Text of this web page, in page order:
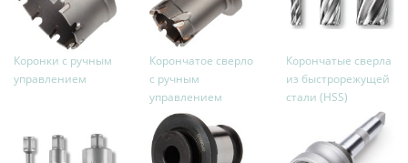
Коронки с ручным
управлением
Корончатое сверло
с ручным
управлением
Корончатые сверла
из быстрорежущей
стали (HSS)